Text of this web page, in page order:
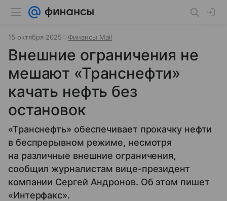
15 октября 2025 Финансы Mail
Внешние ограничения не
мешают «Транснефти»
качать нефть без
остановок
«Транснефть» обеспечивает прокачку нефти
в беспрерывном режиме, несмотря
на различные внешние ограничения,
сообщил журналистам вице-президент
компании Сергей Андронов. Об этом пишет
«Интерфакс».